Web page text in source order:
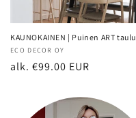
KAUNOKAINEN | Puinen ART taulu
Myyjä:
ECO DECOR OY
Normaalihinta
alk. €99.00 EUR